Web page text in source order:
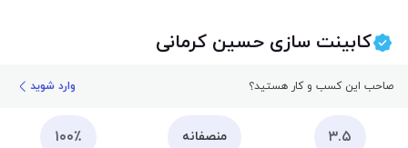
کابینت سازی حسین کرمانی
صاحب این کسب و کار هستید؟ وارد شوید
۳.۵ منصفانه ۱۰۰٪